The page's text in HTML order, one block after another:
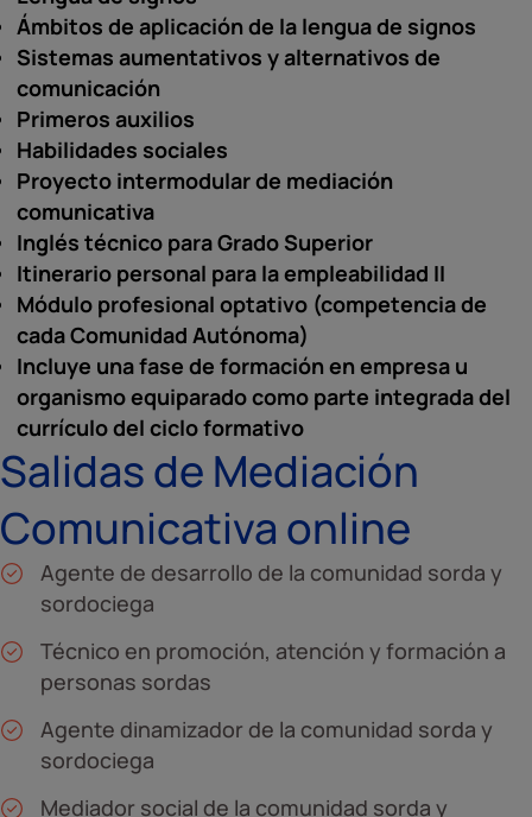
Ámbitos de aplicación de la lengua de signos
Sistemas aumentativos y alternativos de
comunicación
Primeros auxilios
Habilidades sociales
Proyecto intermodular de mediación
comunicativa
Inglés técnico para Grado Superior
Itinerario personal para la empleabilidad II
Módulo profesional optativo (competencia de
cada Comunidad Autónoma)
Incluye una fase de formación en empresa u
organismo equiparado como parte integrada del
currículo del ciclo formativo
Salidas de Mediación
Comunicativa online
Agente de desarrollo de la comunidad sorda y
sordociega
Técnico en promoción, atención y formación a
personas sordas
Agente dinamizador de la comunidad sorda y
sordociega
Mediador social de la comunidad sorda y